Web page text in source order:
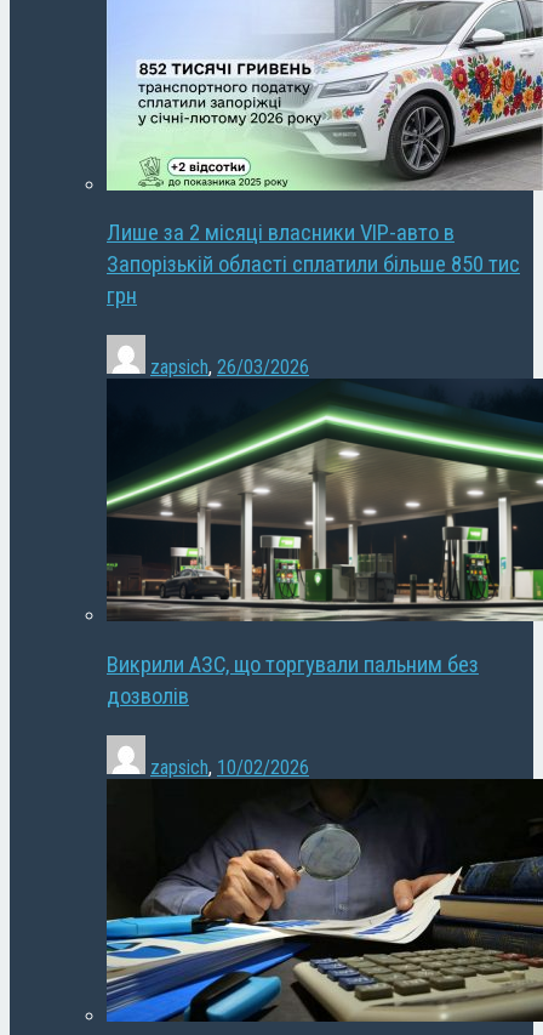
Лише за 2 місяці власники VIP-авто в
Запорізькій області сплатили більше 850 тис
грн
zapsich, 26/03/2026
Викрили АЗС, що торгували пальним без
дозволів
zapsich, 10/02/2026